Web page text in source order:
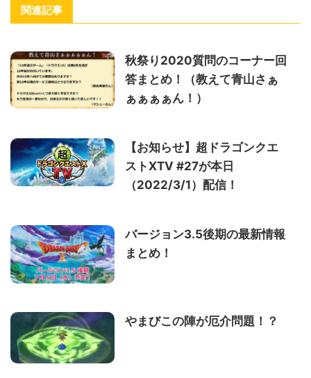
関連記事
秋祭り2020質問のコーナー回
答まとめ！（教えて青山さぁ
ぁぁぁぁん！）
【お知らせ】超ドラゴンクエ
ストXTV #27が本日
（2022/3/1）配信！
バージョン3.5後期の最新情報
まとめ！
やまびこの陣が厄介問題！？